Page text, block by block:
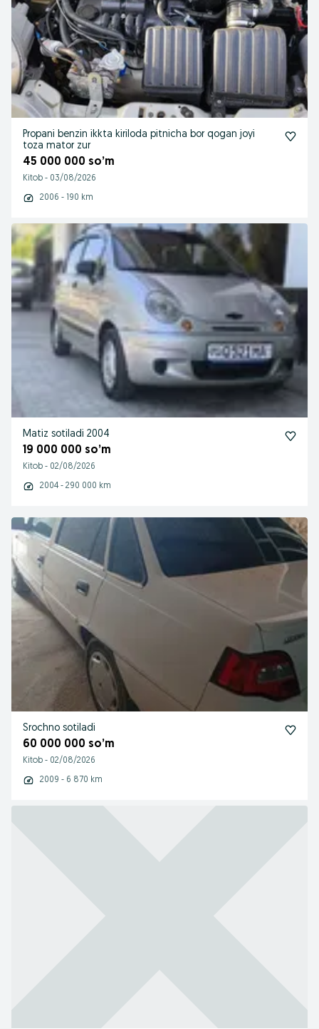
Propani benzin ikkta kiriloda pitnicha bor qogan joyi
toza mator zur
45 000 000 so’m
Kitob - 03/08/2026
2006 - 190 km
Matiz sotiladi 2004
19 000 000 so’m
Kitob - 02/08/2026
2004 - 290 000 km
Srochno sotiladi
60 000 000 so’m
Kitob - 02/08/2026
2009 - 6 870 km